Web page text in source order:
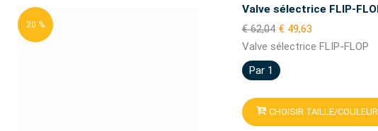
20 %
Valve sélectrice FLIP-
€ 62,04 € 49,63
Valve sélectrice FLIP-FLOP
Par 1
CHOISIR TAILLE/COULEUR